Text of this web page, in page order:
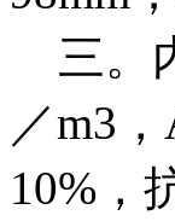
三。
／m3
10%，